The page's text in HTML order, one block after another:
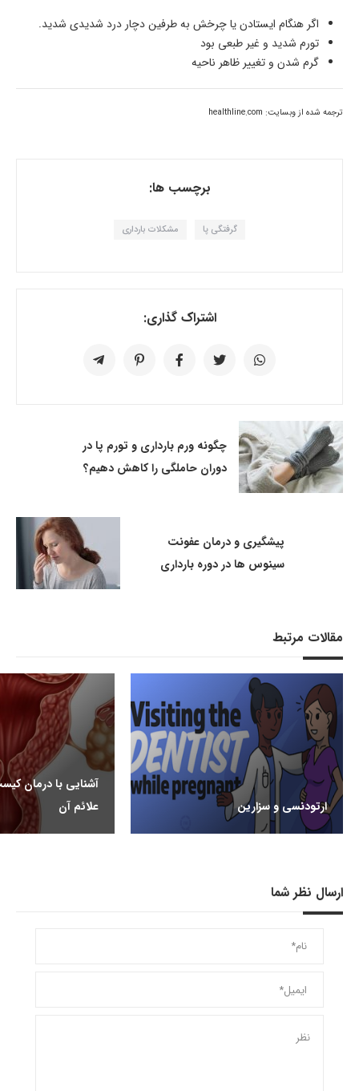
اگر هنگام ایستادن یا چرخش به طرفین دچار درد شدیدی شدید.
تورم شدید و غیر طبعی بود
گرم شدن و تغییر ظاهر ناحیه
ترجمه شده از وبسایت: healthline.com
برچسب ها:
گرفتگی پا مشکلات بارداری
اشتراک گذاری:
چگونه ورم بارداری و تورم پا در
دوران حاملگی را کاهش دهیم؟
پیشگیری و درمان عفونت
سینوس ها در دوره بارداری
مقالات مرتبط
ارتودنسی و سزارین
آشنایی با درمان
علائم آن
ارسال نظر شما